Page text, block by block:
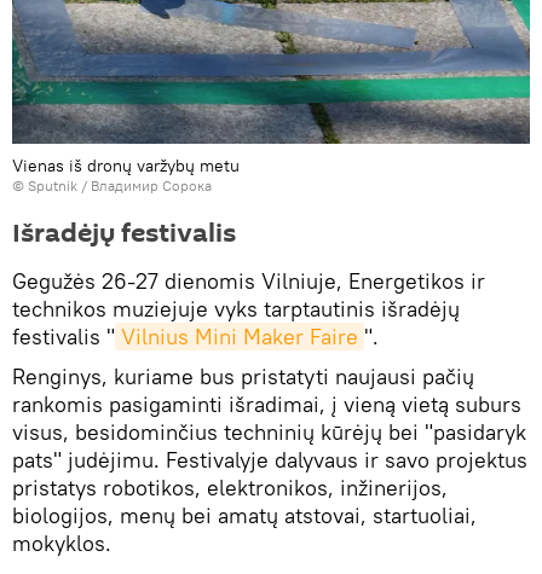
Vienas iš dronų varžybų metu
© Sputnik / Владимир Сорока
Išradėjų festivalis
Gegužės 26-27 dienomis Vilniuje, Energetikos ir
technikos muziejuje vyks tarptautinis išradėjų
festivalis " Vilnius Mini Maker Faire ".
Renginys, kuriame bus pristatyti naujausi pačių
rankomis pasigaminti išradimai, į vieną vietą suburs
visus, besidominčius techninių kūrėjų bei "pasidaryk
pats" judėjimu. Festivalyje dalyvaus ir savo projektus
pristatys robotikos, elektronikos, inžinerijos,
biologijos, menų bei amatų atstovai, startuoliai,
mokyklos.